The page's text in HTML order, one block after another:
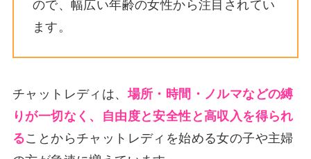
ので、幅広い年齢の女性から注目されてい
ます。
チャットレディは、場所・時間・ノルマなどの縛
りが一切なく、自由度と安全性と高収入を得られ
ることからチャットレディを始める女の子や主婦